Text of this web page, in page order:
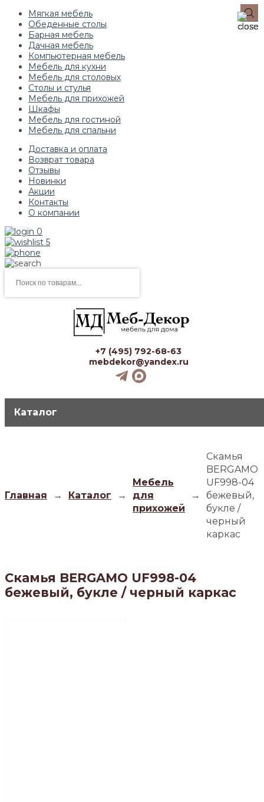
Мягкая мебель
Обеденные столы
Барная мебель
Дачная мебель
Компьютерная мебель
Мебель для кухни
Мебель для столовых
Столы и стулья
Мебель для прихожей
Шкафы
Мебель для гостиной
Мебель для спальни
Доставка и оплата
Возврат товара
Отзывы
Новинки
Акции
Контакты
О компании
0
5
товаров
+7 (495) 792-68-63
mebdekor@yandex.ru
Каталог
Главная → Каталог →
Мебель
для
прихожей
→
Скамья
BERGAMO
UF998-04
бежевый,
букле /
черный
каркас
Скамья BERGAMO UF998-04
бежевый, букле / черный каркас